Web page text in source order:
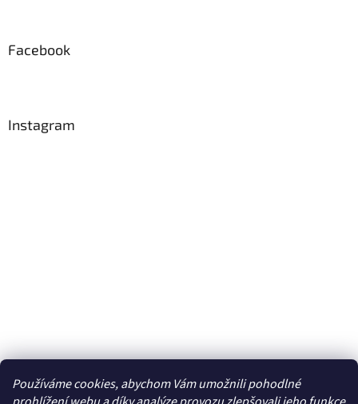
Používáme cookies, abychom Vám umožnili pohodlné
Facebook
Instagram